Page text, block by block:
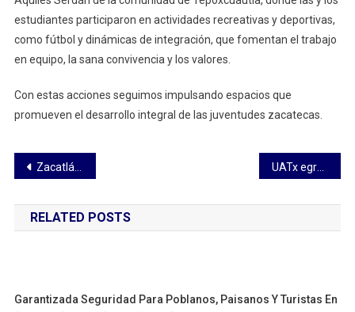
estudiantes participaron en actividades recreativas y deportivas,
como fútbol y dinámicas de integración, que fomentan el trabajo
en equipo, la sana convivencia y los valores.
Con estas acciones seguimos impulsando espacios que
promueven el desarrollo integral de las juventudes zacatecas.
Navegación
de
entradas
Zacatlán un referente del Turismo Comunitario en México
RELATED POSTS
Garantizada Seguridad Para Poblanos, Paisanos Y Turistas En